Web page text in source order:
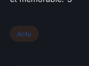
Actu